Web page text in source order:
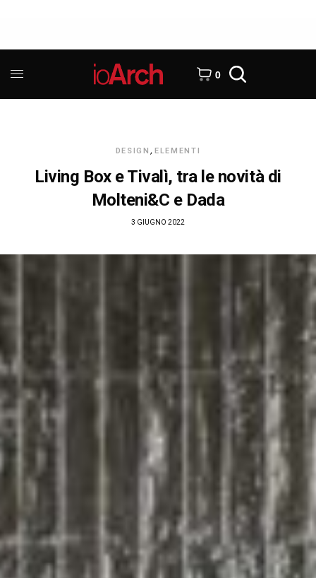
0
DESIGN , ELEMENTI
Living Box e Tivalì, tra le novità di
Molteni&C e Dada
3 GIUGNO 2022